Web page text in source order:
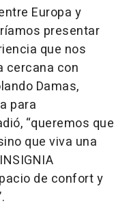
Europa y
presentar
que nos
cercana con
Damas,
para
“queremos que
que viva una
de confort y